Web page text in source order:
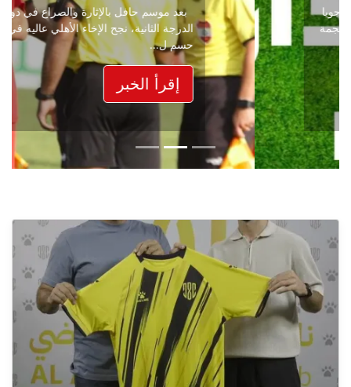
بعد موسم حافل بالإثارة والصراع في دوري
الدرجة الثانية، نجح الإخاء الأهلي عاليه في
حسم ل...
إقرأ الخبر